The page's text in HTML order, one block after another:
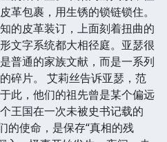
革包裹，用生锈的锁链锁住。
的皮革装订，上面刻着扭曲的
文字系统都大相径庭。亚瑟很
普通的家族文献，而是一系列
碎片。 艾莉丝告诉亚瑟，范
此，他们的祖先曾是某个偏远
王国在一次未被史书记载的
的使命，是保存“真相的残